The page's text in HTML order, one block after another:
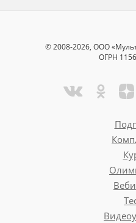
© 2008-2026, ООО
ОГРН